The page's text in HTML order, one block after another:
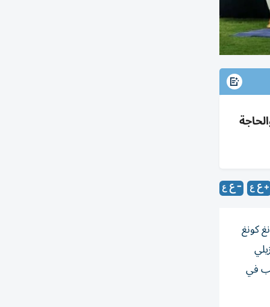
كونغ
في